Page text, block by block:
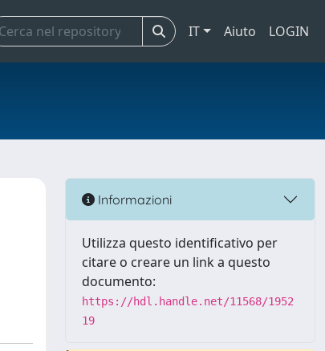
IT Aiuto LOGIN
Informazioni
Utilizza questo identificativo per
citare o creare un link a questo
documento:
https://hdl.handle.net/11568/1952
19